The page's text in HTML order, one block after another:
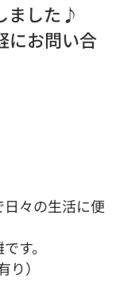
ました♪
にお問い合
々の生活に便
す。
）